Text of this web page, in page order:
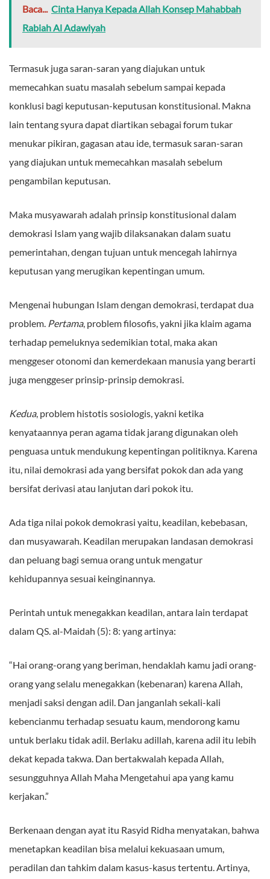
Baca... Cinta Hanya Kepada Allah Konsep Mahabbah
Rabiah Al Adawiyah
Termasuk juga saran-saran yang diajukan untuk
memecahkan suatu masalah sebelum sampai kepada
konklusi bagi keputusan-keputusan konstitusional. Makna
lain tentang syura dapat diartikan sebagai forum tukar
menukar pikiran, gagasan atau ide, termasuk saran-saran
yang diajukan untuk memecahkan masalah sebelum
pengambilan keputusan.
Maka musyawarah adalah prinsip konstitusional dalam
demokrasi Islam yang wajib dilaksanakan dalam suatu
pemerintahan, dengan tujuan untuk mencegah lahirnya
keputusan yang merugikan kepentingan umum.
Mengenai hubungan Islam dengan demokrasi, terdapat dua
problem. Pertama, problem filosofis, yakni jika klaim agama
terhadap pemeluknya sedemikian total, maka akan
menggeser otonomi dan kemerdekaan manusia yang berarti
juga menggeser prinsip-prinsip demokrasi.
Kedua, problem histotis sosiologis, yakni ketika
kenyataannya peran agama tidak jarang digunakan oleh
penguasa untuk mendukung kepentingan politiknya. Karena
itu, nilai demokrasi ada yang bersifat pokok dan ada yang
bersifat derivasi atau lanjutan dari pokok itu.
Ada tiga nilai pokok demokrasi yaitu, keadilan, kebebasan,
dan musyawarah. Keadilan merupakan landasan demokrasi
dan peluang bagi semua orang untuk mengatur
kehidupannya sesuai keinginannya.
Perintah untuk menegakkan keadilan, antara lain terdapat
dalam QS. al-Maidah (5): 8: yang artinya:
“Hai orang-orang yang beriman, hendaklah kamu jadi orang-
orang yang selalu menegakkan (kebenaran) karena Allah,
menjadi saksi dengan adil. Dan janganlah sekali-kali
kebencianmu terhadap sesuatu kaum, mendorong kamu
untuk berlaku tidak adil. Berlaku adillah, karena adil itu lebih
dekat kepada takwa. Dan bertakwalah kepada Allah,
sesungguhnya Allah Maha Mengetahui apa yang kamu
kerjakan.”
Berkenaan dengan ayat itu Rasyid Ridha menyatakan, bahwa
menetapkan keadilan bisa melalui kekuasaan umum,
peradilan dan tahkim dalam kasus-kasus tertentu. Artinya,